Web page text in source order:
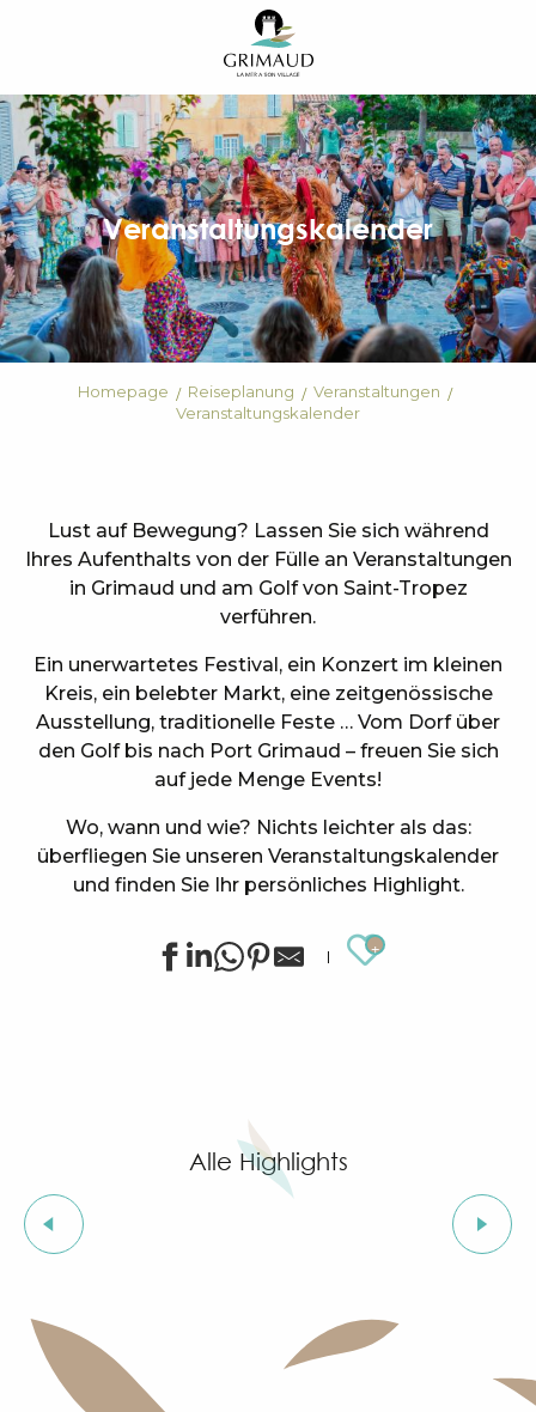
principal
Veranstaltungskalender
Homepage Reiseplanung
Veranstaltungen
Veranstaltungskalender
Lust auf Bewegung? Lassen Sie sich während
Ihres Aufenthalts von der Fülle an Veranstaltungen
in Grimaud und am Golf von Saint-Tropez
verführen.
Ein unerwartetes Festival, ein Konzert im kleinen
Kreis, ein belebter Markt, eine zeitgenössische
Ausstellung, traditionelle Feste … Vom Dorf über
den Golf bis nach Port Grimaud – freuen Sie sich
auf jede Menge Events!
Wo, wann und wie? Nichts leichter als das:
überfliegen Sie unseren Veranstaltungskalender
und finden Sie Ihr persönliches Highlight.
Ajouter
Stage de golf pour enfants à Golf Up
Ausstellung von Siegward Sprotte & Stefan Szczesny
Aperitif & Tapas unter dem Pinienwald & music live
Soirée "Latinight" à l'After Beach
Ausstellung „Jungle indienne“ mit Stammeskunst
Wochenmarkt Port Grimaud
Alle Highlights